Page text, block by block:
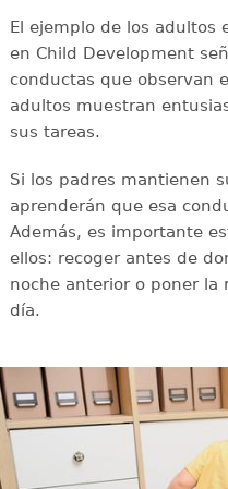
El ejemplo de los adultos
en Child Development
conductas que observan
adultos muestran
sus tareas.
Si los padres mantienen
aprenderán que esa
Además, es importante
ellos: recoger antes de
noche anterior o poner la
día.